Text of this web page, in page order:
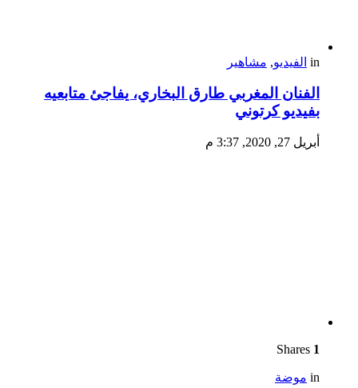
in الفيديو, مشاهير
الفنان المغربي طارق البخاري، يفاجئ متابعيه
بفيديو كرتوني
أبريل 27, 2020, 3:37 م
1
in موضة